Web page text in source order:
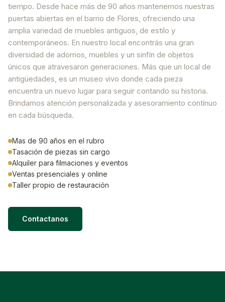
tiempo. Desde hace más de 90 años mantenemos nuestras
puertas abiertas en el barrio de Flores, ofreciendo una
amplia variedad de muebles antiguos, de estilo y
contemporáneos. En nuestro local encontrás una gran
diversidad de adornos, muebles y un sinfín de objetos
únicos que atravesaron generaciones. Más que un local de
antigüedades, es un museo vivo donde cada pieza
encuentra un nuevo lugar para seguir contando su historia.
Brindamos atención personalizada y asesoramiento contínuo
en cada búsqueda.
Mas de 90 años en el rubro
Tasación de piezas sin cargo
Alquiler para filmaciones y eventos
Ventas presenciales y online
Taller propio de restauración
Contactanos